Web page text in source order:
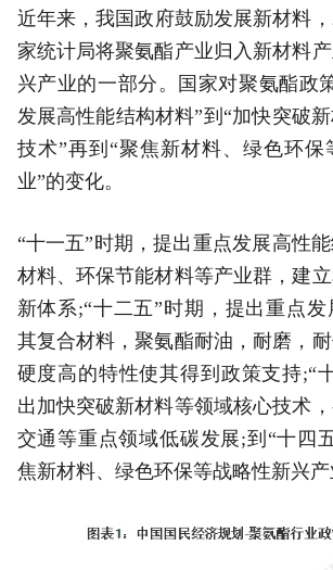
近年来，我国政府鼓励发展新材料，
家统计局将聚氨酯产业归入新材料
兴产业的一部分。国家对聚氨酯政
发展高性能结构材料”到“加快突破
技术”再到“聚焦新材料、绿色环保
业”的变化。
“十一五”时期，提出重点发展高性
材料、环保节能材料等产业群，建
新体系;“十二五”时期，提出重点发
其复合材料，聚氨酯耐油，耐磨，耐
硬度高的特性使其得到政策支持;“
出加快突破新材料等领域核心技术，
交通等重点领域低碳发展;到“十四
焦新材料、绿色环保等战略性新兴产